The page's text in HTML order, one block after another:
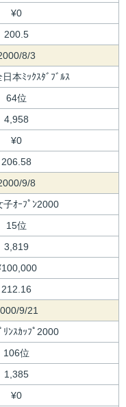
¥0
200.5
8/3
本ﾐｯｸｽﾀﾞﾌﾞﾙｽ
64位
4,958
¥0
206.58
9/8
子ｵｰﾌﾟﾝ2000
15位
3,819
212.16
9/21
ﾘﾝｽｶｯﾌﾟ2000
106位
1,385
¥0